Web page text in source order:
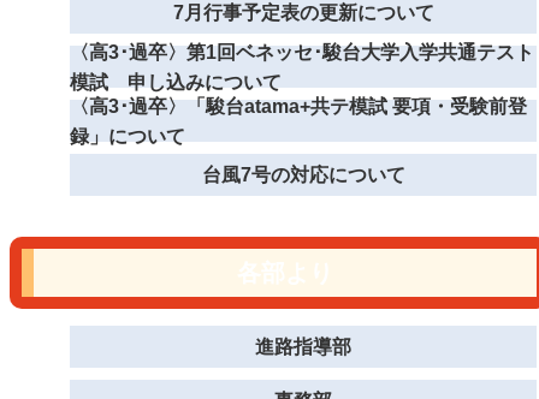
7月行事予定表の更新について
〈高3･過卒〉第1回ベネッセ･駿台大学入学共通テスト
模試 申し込みについて
〈高3･過卒〉「駿台atama+共テ模試 要項・受験前登
録」について
台風7号の対応について
進路指導部